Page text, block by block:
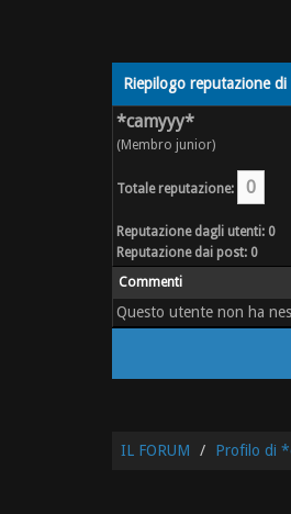
Riepilogo reputazione
*camyyy*
(Membro junior)
Totale reputazione: 0
Reputazione dagli utenti: 0
Reputazione dai post: 0
Commenti
Questo utente non ha
IL FORUM Profilo di